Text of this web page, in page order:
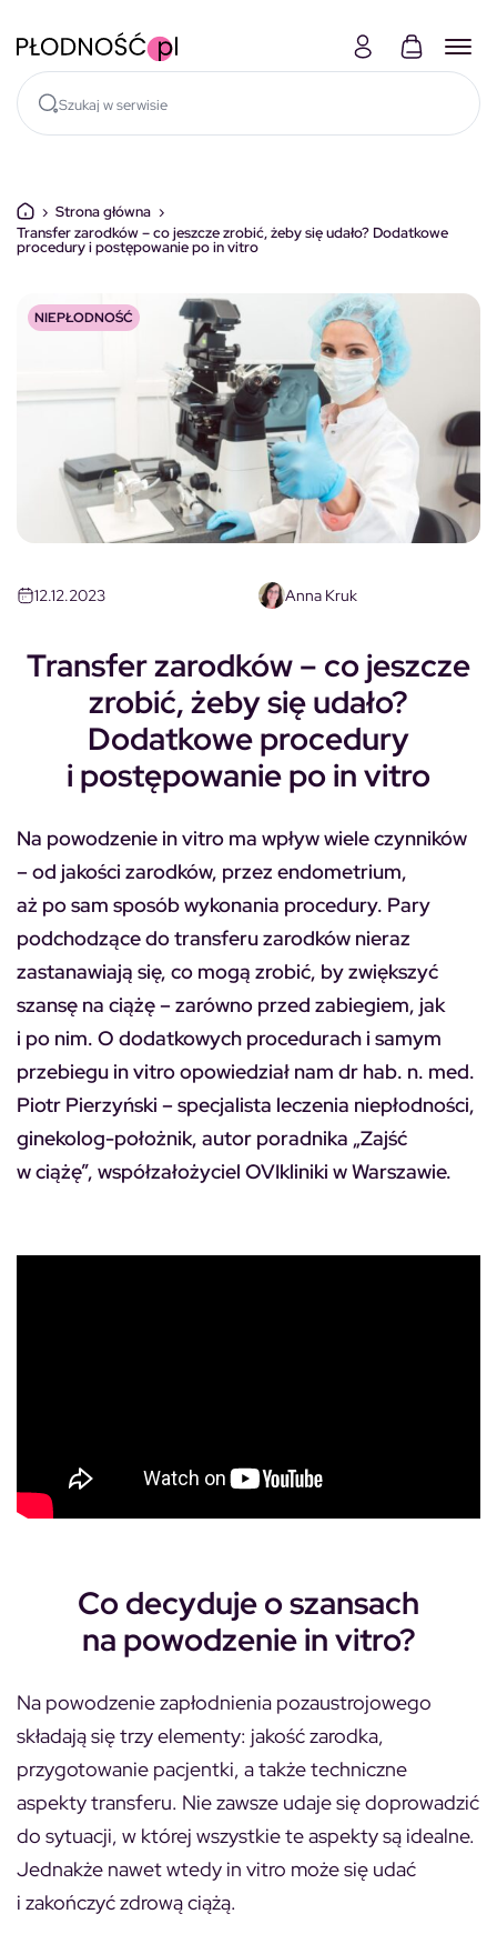
› Strona główna ›
Transfer zarodków – co jeszcze zrobić, żeby się udało? Dodatkowe
procedury i postępowanie po in vitro
NIEPŁODNOŚĆ
12.12.2023 Anna Kruk
Transfer zarodków – co jeszcze
zrobić, żeby się udało?
Dodatkowe procedury
i postępowanie po in vitro
Na powodzenie in vitro ma wpływ wiele czynników
– od jakości zarodków, przez endometrium,
aż po sam sposób wykonania procedury. Pary
podchodzące do transferu zarodków nieraz
zastanawiają się, co mogą zrobić, by zwiększyć
szansę na ciążę – zarówno przed zabiegiem, jak
i po nim. O dodatkowych procedurach i samym
przebiegu in vitro opowiedział nam dr hab. n. med.
Piotr Pierzyński – specjalista leczenia niepłodności,
ginekolog-położnik, autor poradnika „Zajść
w ciążę”, współzałożyciel OVIkliniki w Warszawie.
Co decyduje o szansach
na powodzenie in vitro?
Na powodzenie zapłodnienia pozaustrojowego
składają się trzy elementy: jakość zarodka,
przygotowanie pacjentki, a także techniczne
aspekty transferu. Nie zawsze udaje się doprowadzić
do sytuacji, w której wszystkie te aspekty są idealne.
Jednakże nawet wtedy in vitro może się udać
i zakończyć zdrową ciążą.